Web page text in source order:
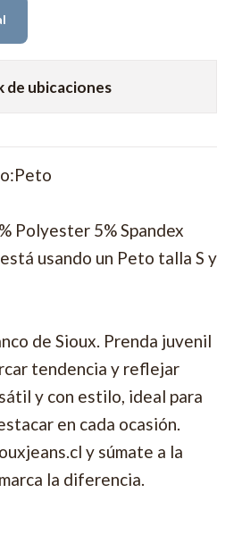
ubicaciones
Polyester 5% Spandex
usando un Peto talla S y
de Sioux. Prenda juvenil
tendencia y reflejar
y con estilo, ideal para
en cada ocasión.
y súmate a la
la diferencia.